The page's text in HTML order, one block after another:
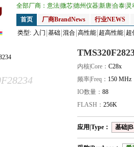
全部厂商： 意法微芯德州仪器新唐合泰 灵
首页
厂商BrandNews
行业NEWS
类型: 入门 基础 混合 高性能 超高性能 超
内核|Core： C28x
频率|Freq： 150 MHz
IO数量： 88
FLASH： 256K
应用|Type： 基础